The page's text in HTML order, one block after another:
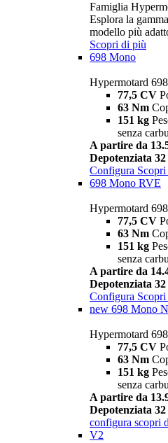
Famiglia
Esplora la
modello più
Scopri di più
698 Mono
Hypermotard
77,5 CV
63 Nm
151 kg
senza
A partire da
Depotenziata
Configura
698 Mono RVE
Hypermotard
77,5 CV
63 Nm
151 kg
senza
A partire da
Depotenziata
Configura
new 698 Mono
Hypermotard
77,5 CV
63 Nm
151 kg
senza
A partire da
Depotenziata
configura scopri
V2